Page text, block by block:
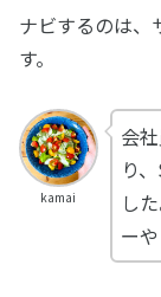
ナビするのは、
す。
kamai
会
り
し
ー